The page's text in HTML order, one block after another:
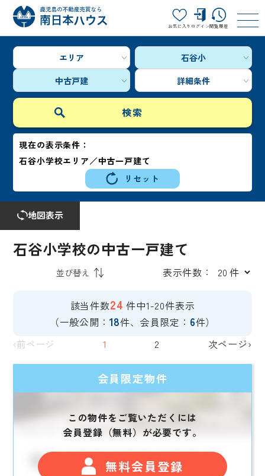
お気に入り ログイン閲覧履歴
エリア
石谷小
中古戸建
詳細条件
現在の表示条件：
石谷小学校エリア／中古一戸建て
リセット
地図表示
石谷小学校の中古一戸建て
表示件数：
該当件数24 件中1-20件表示
（一般公開： 18件、会員限定： 6件）
‹前ページ
1 2 次ページ›
会員限定物件
この物件をご覧いただくには
会員登録（無料）が必要です。
無料会員登録